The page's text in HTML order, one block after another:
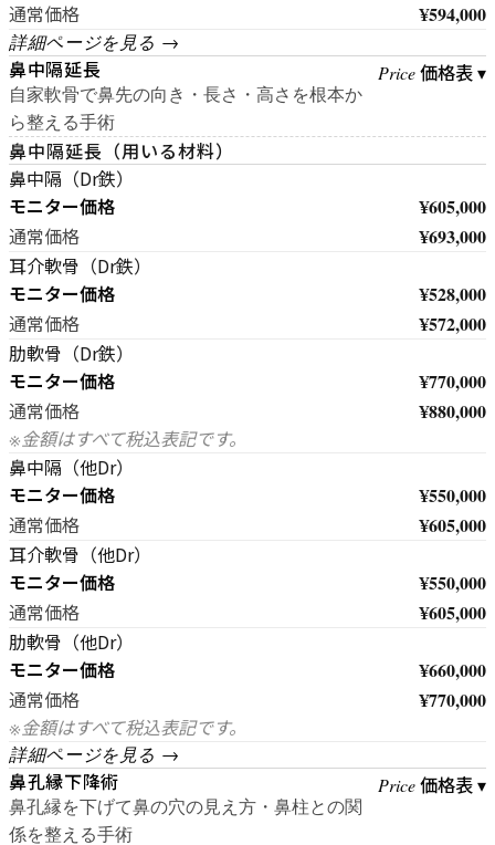
通常価格 ¥594,000
詳細ページを見る →
鼻中隔延長
自家軟骨で鼻先の向き・長さ・高さを根本か
ら整える手術
Price価格表 ▾
鼻中隔延長（用いる材料）
鼻中隔（Dr鉄）
モニター価格 ¥605,000
通常価格 ¥693,000
耳介軟骨（Dr鉄）
モニター価格 ¥528,000
通常価格 ¥572,000
肋軟骨（Dr鉄）
モニター価格 ¥770,000
通常価格 ¥880,000
※金額はすべて税込表記です。
鼻中隔（他Dr）
モニター価格 ¥550,000
通常価格 ¥605,000
耳介軟骨（他Dr）
モニター価格 ¥550,000
通常価格 ¥605,000
肋軟骨（他Dr）
モニター価格 ¥660,000
通常価格 ¥770,000
※金額はすべて税込表記です。
詳細ページを見る →
鼻孔縁下降術
鼻孔縁を下げて鼻の穴の見え方・鼻柱との関
係を整える手術
Price価格表 ▾